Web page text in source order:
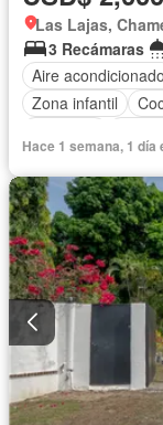
Las Lajas,
3 Recámaras
Aire acondicionado
Zona infantil
Vista panorámica
Hace 1 semana, 1